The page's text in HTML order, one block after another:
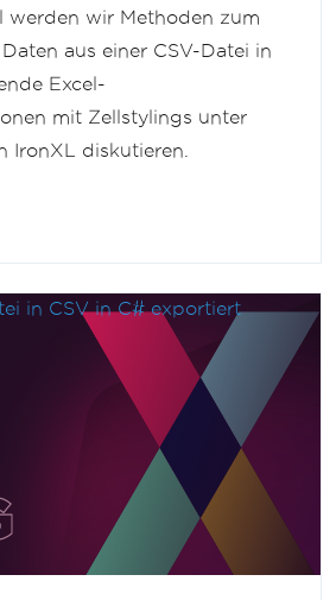
werden wir Methoden zum
aus einer CSV-Datei in
Excel-
mit Zellstylings unter
IronXL diskutieren.